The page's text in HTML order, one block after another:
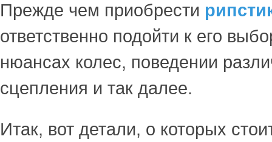
Прежде чем приобрести
ответственно подойти к его
нюансах колес, поведении
сцепления и так далее.
Итак, вот детали, о которых